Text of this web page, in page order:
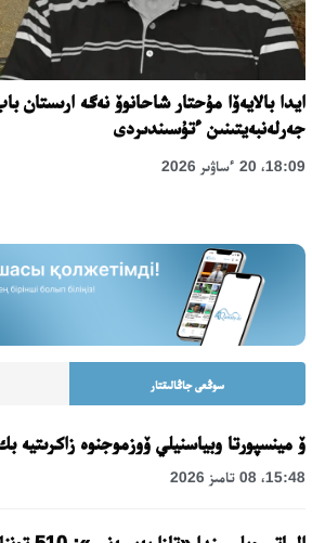
ايدا بالايەۆا مۇحتار شاحانوۆ نەگە ارىستان
جەرلەنبەيتىنىن ءتۇسىندىردى
18:09، 20 ءساۋىر 2026
سوڭعى جاڭالىقتار
ۆ مينسپورتا وبياسنيلي ۆوزموجنوە زاكرىتيە
15:48، 08 تامىز 2026